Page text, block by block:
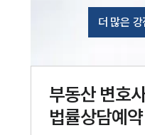
더 많은 강
부동산변호
법률상담예약